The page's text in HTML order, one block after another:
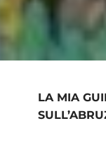
LA MIA